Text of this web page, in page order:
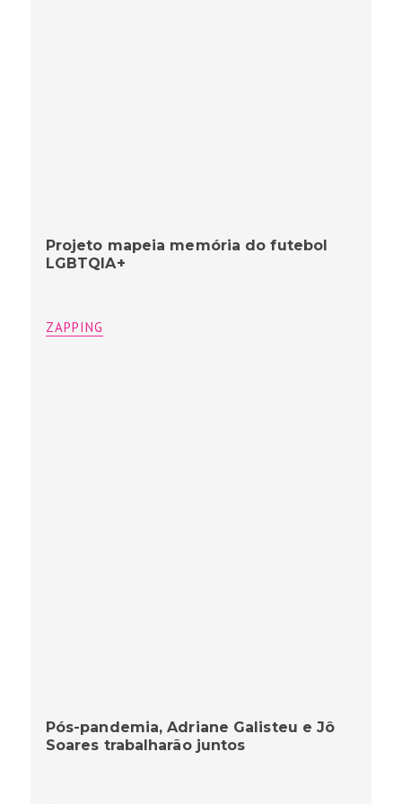
Projeto mapeia memória do futebol
LGBTQIA+
ZAPPING
Pós-pandemia, Adriane Galisteu e Jô
Soares trabalharão juntos